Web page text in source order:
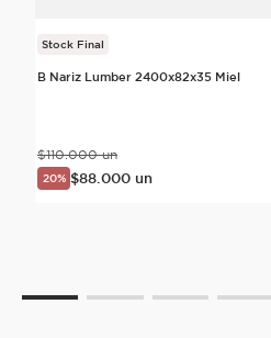
Stock Final
B Nariz Lumber 2400x82x35 Miel
$110.000 un
20% $88 000 un